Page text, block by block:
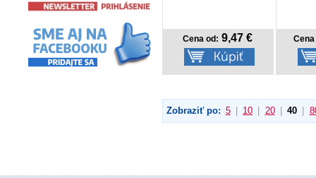
Cena od: 9,47 €
Zobraziť po: 5 10 20 40